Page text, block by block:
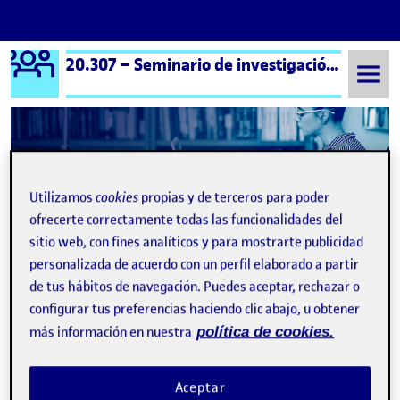
Saltar al contenido
Logo Ágora 20.307 – Seminario de investigación artística – Aula 1
9 Enero, 2026
Publicado porMANIFIESTO
Publicado por
Jon Riera Santos
Visibilidad:
Pública- Fecha de publicación
9 Ene 20269 enero, 2026 8:57 pm
-comentarioen MANIFIESTO
MANIFIESTO COLECTIVO: THE ART OF UNMAKING We, artists,
practice of unmaking—unmaking the boundaries between art
Utilizamoscookies propias y de terceros para poder
ofrecerte correctamente todas las funcionalidades del
sitio web, con fines analíticos y para mostrarte publicidad
personalizada de acuerdo con un perfil elaborado a partir
de tus hábitos de navegación. Puedes aceptar, rechazar o
configurar tus preferencias haciendo clic abajo, u obtener
más información en nuestra política de cookies.
Aceptar